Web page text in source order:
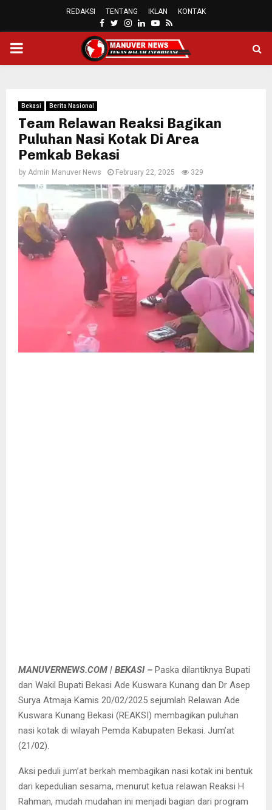
REDAKSI TENTANG IKLAN KONTAK
FACEBOOK
TWITTER
INSTAGRAM
LINKEDINYOUTUBE
RSS
PRIMARY
Bekasi Berita Nasional
Team Relawan Reaksi Bagikan
Puluhan Nasi Kotak Di Area
Pemkab Bekasi
by Admin Manuver News February 22, 2025 329
MANUVERNEWS.COM | BEKASI – Paska dilantiknya Bupati
dan Wakil Bupati Bekasi Ade Kuswara Kunang dan Dr Asep
Surya Atmaja Kamis 20/02/2025 sejumlah Relawan Ade
Kuswara Kunang Bekasi (REAKSI) membagikan puluhan
nasi kotak di wilayah Pemda Kabupaten Bekasi. Jum’at
(21/02).
Aksi peduli jum’at berkah membagikan nasi kotak ini bentuk
dari kepedulian sesama, menurut ketua relawan Reaksi H
Rahman, mudah mudahan ini menjadi bagian dari program